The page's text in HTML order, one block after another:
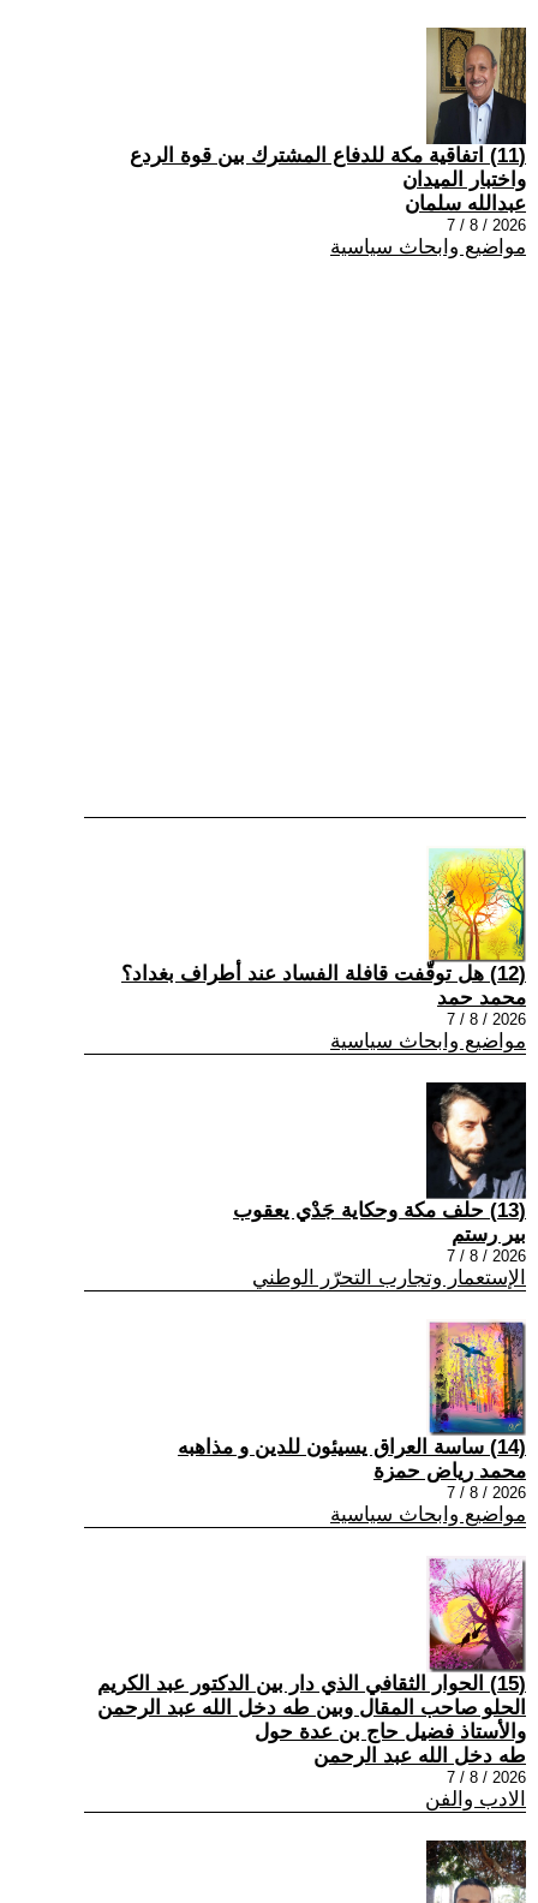
(11) اتفاقية مكة للدفاع المشترك بين قوة الردع
واختبار الميدان
عبدالله سلمان
2026 / 8 / 7
مواضيع وابحاث سياسية
(12) هل توقّفت قافلة الفساد عند أطراف بغداد؟
محمد حمد
2026 / 8 / 7
مواضيع وابحاث سياسية
(13) حلف مكة وحكاية جَدْي يعقوب
بير رستم
2026 / 8 / 7
الإستعمار وتجارب التحرّر الوطني
(14) ساسة العراق يسيئون للدين و مذاهبه
محمد رياض حمزة
2026 / 8 / 7
مواضيع وابحاث سياسية
(15) الحوار الثقافي الذي دار بين الدكتور عبد الكريم
الحلو صاحب المقال وبين طه دخل الله عبد الرحمن
والأستاذ فضيل حاج بن عدة حول
طه دخل الله عبد الرحمن
2026 / 8 / 7
الادب والفن